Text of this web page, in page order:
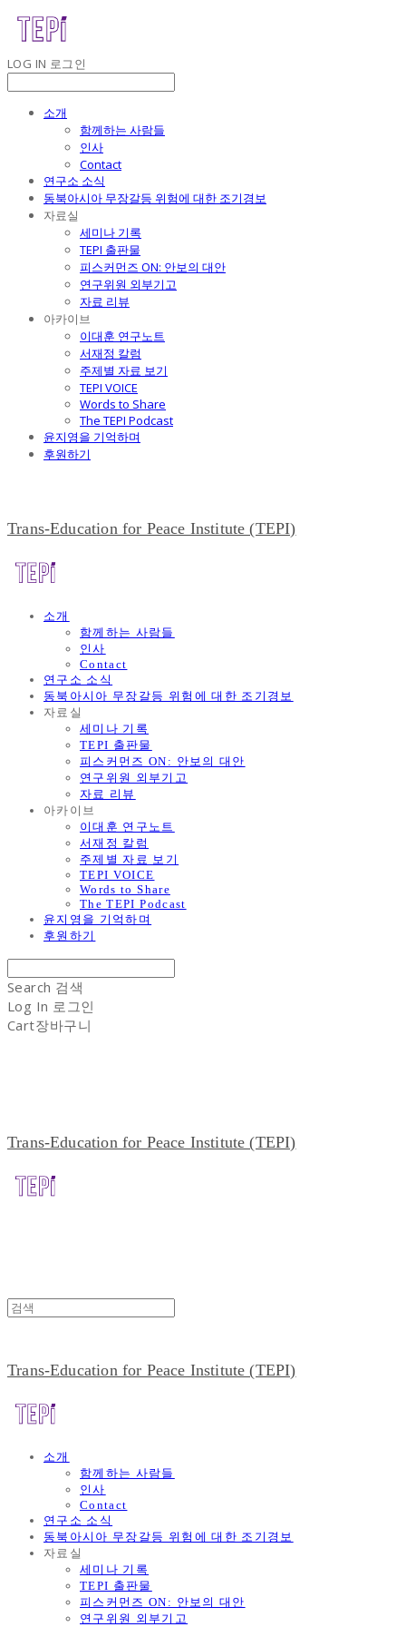
LOG IN 로그인
소개
함께하는 사람들
인사
Contact
연구소 소식
동북아시아 무장갈등 위험에 대한 조기경보
자료실
세미나 기록
TEPI 출판물
피스커먼즈 ON: 안보의 대안
연구위원 외부기고
자료 리뷰
아카이브
이대훈 연구노트
서재정 칼럼
주제별 자료 보기
TEPI VOICE
Words to Share
The TEPI Podcast
윤지영을 기억하며
후원하기
Trans-Education for Peace Institute (TEPI)
소개
함께하는 사람들
인사
Contact
연구소 소식
동북아시아 무장갈등 위험에 대한 조기경보
자료실
세미나 기록
TEPI 출판물
피스커먼즈 ON: 안보의 대안
연구위원 외부기고
자료 리뷰
아카이브
이대훈 연구노트
서재정 칼럼
주제별 자료 보기
TEPI VOICE
Words to Share
The TEPI Podcast
윤지영을 기억하며
후원하기
Search 검색
Log In 로그인
Cart장바구니
Trans-Education for Peace Institute (TEPI)
Trans-Education for Peace Institute (TEPI)
소개
함께하는 사람들
인사
Contact
연구소 소식
동북아시아 무장갈등 위험에 대한 조기경보
자료실
세미나 기록
TEPI 출판물
피스커먼즈 ON: 안보의 대안
연구위원 외부기고